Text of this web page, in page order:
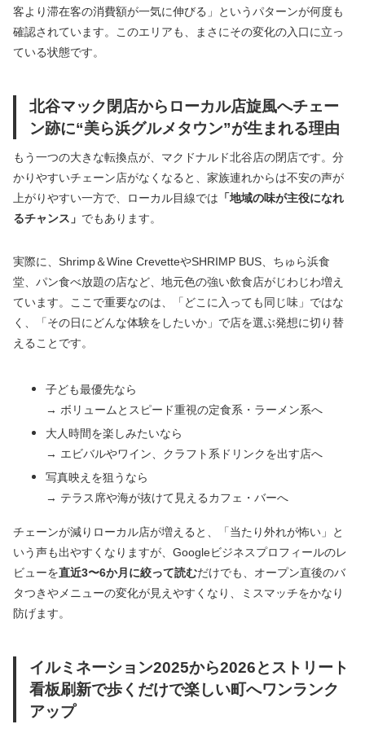
客より滞在客の消費額が一気に伸びる」というパターンが何度も
確認されています。このエリアも、まさにその変化の入口に立っ
ている状態です。
北谷マック閉店からローカル店旋風へチェー
ン跡に“美ら浜グルメタウン”が生まれる理由
もう一つの大きな転換点が、マクドナルド北谷店の閉店です。分
かりやすいチェーン店がなくなると、家族連れからは不安の声が
上がりやすい一方で、ローカル目線では 「地域の味が主役になれ
るチャンス」 でもあります。
実際に、Shrimp＆Wine CrevetteやSHRIMP BUS、ちゅら浜食
堂、パン食べ放題の店など、地元色の強い飲食店がじわじわ増え
ています。ここで重要なのは、「どこに入っても同じ味」ではな
く、「その日にどんな体験をしたいか」で店を選ぶ発想に切り替
えることです。
子ども最優先なら
→ ボリュームとスピード重視の定食系・ラーメン系へ
大人時間を楽しみたいなら
→ エビバルやワイン、クラフト系ドリンクを出す店へ
写真映えを狙うなら
→ テラス席や海が抜けて見えるカフェ・バーへ
チェーンが減りローカル店が増えると、「当たり外れが怖い」と
いう声も出やすくなりますが、Googleビジネスプロフィールのレ
ビューを直近3〜6か月に絞って読むだけでも、オープン直後のバ
タつきやメニューの変化が見えやすくなり、ミスマッチをかなり
防げます。
イルミネーション2025から2026とストリート
看板刷新で歩くだけで楽しい町へワンランク
アップ